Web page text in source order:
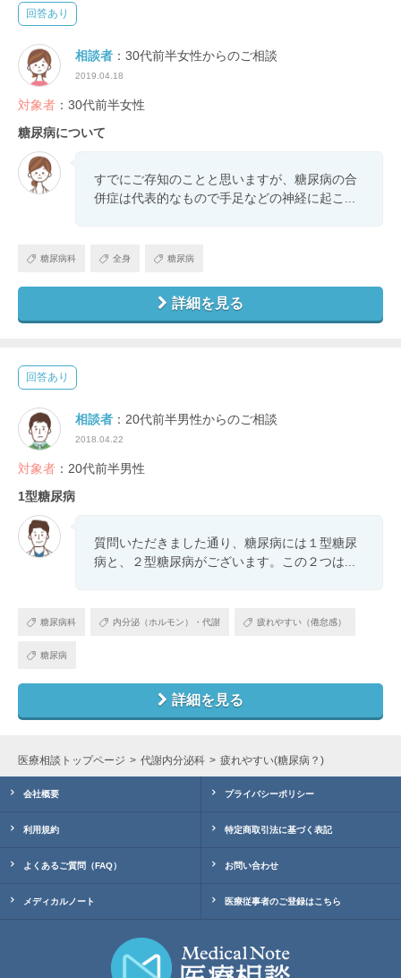
回答あり
相談者 ：30代前半女性からのご相談
2019.04.18
対象者 ：30代前半女性
糖尿病について
すでにご存知のことと思いますが、糖尿病の合
併症は代表的なもので手足などの神経に起こ...
糖尿病科 全身 糖尿病
詳細を見る
回答あり
相談者 ：20代前半男性からのご相談
2018.04.22
対象者 ：20代前半男性
1型糖尿病
質問いただきました通り、糖尿病には１型糖尿
病と、２型糖尿病がございます。この２つは...
糖尿病科 内分泌（ホルモン）・代謝 疲れやすい（倦怠感）
糖尿病
詳細を見る
医療相談トップページ 代謝内分泌科 疲れやすい(糖尿病？)
会社概要 プライバシーポリシー
利用規約 特定商取引法に基づく表記
よくあるご質問（FAQ） お問い合わせ
メディカルノート 医療従事者のご登録はこちら